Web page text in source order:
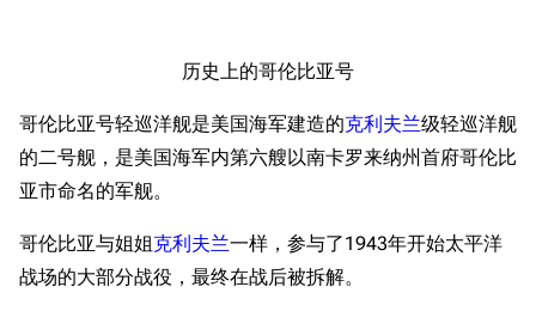
历史上的哥伦比亚号
哥伦比亚号轻巡洋舰是美国海军建造的克利夫兰级轻巡洋舰
的二号舰，是美国海军内第六艘以南卡罗来纳州首府哥伦比
亚市命名的军舰。
哥伦比亚与姐姐克利夫兰一样，参与了1943年开始太平洋
战场的大部分战役，最终在战后被拆解。